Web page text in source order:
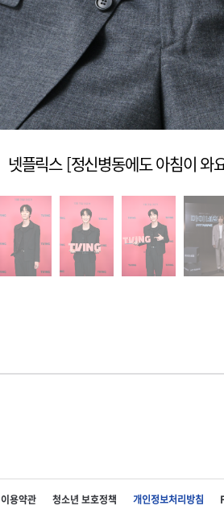
넷플릭스 [정신병동에도 아침이 와
이용약관 청소년 보호정책 개인정보처리방침